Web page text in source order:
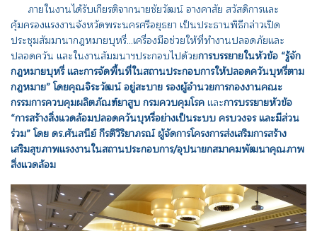
ภายในงานได้รับเกียรติจากนายชัยวัฒน์ อางคาสัย สวัสดิการและ
คุ้มครองแรงงานจังหวัดพระนครศรีอยุธยา เป็นประธานพิธีกล่าวเปิด
ประชุมสัมมานากฎหมายบุหรี่...เครื่องมือช่วยให้ที่ทำงานปลอดภัยและ
ปลอดควัน และในงานสัมมนาฯประกอบไปด้วยการบรรยายในหัวข้อ “รู้จัก
กฎหมายบุหรี่ และการจัดพื้นที่ในสถานประกอบการให้ปลอดควันบุหรี่ตาม
กฎหมาย” โดยคุณจิระวัฒน์ อยู่สะบาย รองผู้อำนวยการกองงานคณะ
กรรมการควบคุมผลิตภัณฑ์ยาสูบ กรมควบคุมโรค และการบรรยายหัวข้อ
“การสร้างสิ่งแวดล้อมปลอดควันบุหรี่อย่างเป็นระบบ ครบวงจร และมีส่วน
ร่วม” โดย ดร.ศันสนีย์ กีรติวิริยาภรณ์ ผู้จัดการโครงการส่งเสริมการสร้าง
เสริมสุขภาพแรงงานในสถานประกอบการ/อุปนายกสมาคมพัฒนาคุณภาพ
สิ่งแวดล้อม